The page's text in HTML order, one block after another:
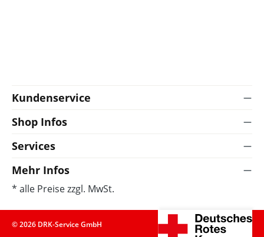
Kundenservice
Shop Infos
Services
Mehr Infos
* alle Preise zzgl. MwSt.
© 2026 DRK-Service GmbH